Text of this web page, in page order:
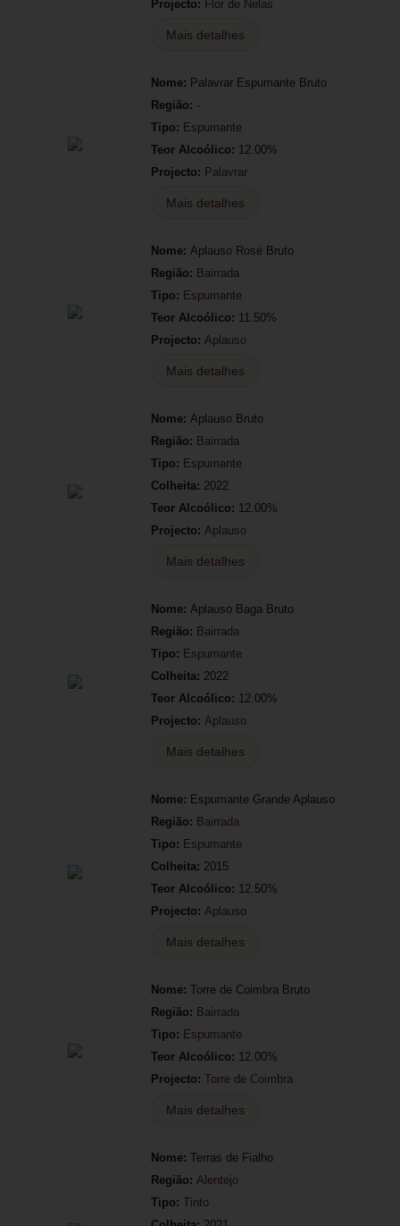
Projecto: Flor de Nelas
Mais detalhes
Nome: Palavrar Espumante Bruto
Região: -
Tipo: Espumante
Teor Alcoólico: 12.00%
Projecto: Palavrar
Mais detalhes
Nome: Aplauso Rosé Bruto
Região: Bairrada
Tipo: Espumante
Teor Alcoólico: 11.50%
Projecto: Aplauso
Mais detalhes
Nome: Aplauso Bruto
Região: Bairrada
Tipo: Espumante
Colheita: 2022
Teor Alcoólico: 12.00%
Projecto: Aplauso
Mais detalhes
Nome: Aplauso Baga Bruto
Região: Bairrada
Tipo: Espumante
Colheita: 2022
Teor Alcoólico: 12.00%
Projecto: Aplauso
Mais detalhes
Nome: Espumante Grande Aplauso
Região: Bairrada
Tipo: Espumante
Colheita: 2015
Teor Alcoólico: 12.50%
Projecto: Aplauso
Mais detalhes
Nome: Torre de Coimbra Bruto
Região: Bairrada
Tipo: Espumante
Teor Alcoólico: 12.00%
Projecto: Torre de Coimbra
Mais detalhes
Nome: Terras de Fialho
Região: Alentejo
Tipo: Tinto